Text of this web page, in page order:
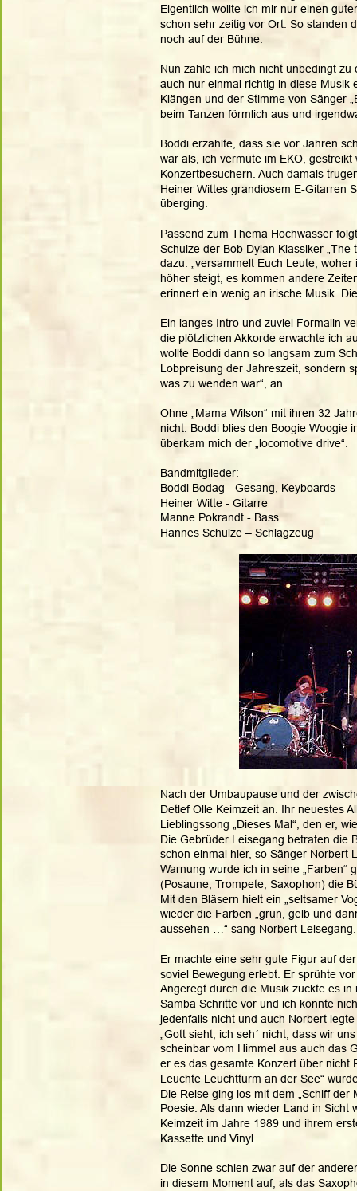
Eigentlich wollte ich mir nur einen
schon sehr zeitig vor Ort. So standen
noch auf der Bühne.
Nun zähle ich mich nicht unbedingt
auch nur einmal richtig in diese
Klängen und der Stimme von Sänger
beim Tanzen förmlich aus und
Boddi erzählte, dass sie vor Jahren
war als, ich vermute im EKO,
Konzertbesuchern. Auch damals
Heiner Wittes grandiosem E-Gitarren
überging.
Passend zum Thema Hochwasser
Schulze der Bob Dylan Klassiker
dazu: „versammelt Euch Leute,
höher steigt, es kommen andere
erinnert ein wenig an irische Musik.
Ein langes Intro und zuviel Formalin
die plötzlichen Akkorde erwachte ich
wollte Boddi dann so langsam zum
Lobpreisung der Jahreszeit, sondern
was zu wenden war“, an.
Ohne „Mama Wilson“ mit ihren 32
nicht. Boddi blies den Boogie Woogie
überkam mich der „locomotive drive“.
Bandmitglieder:
Boddi Bodag - Gesang, Keyboards
Heiner Witte - Gitarre
Manne Pokrandt - Bass
Hannes Schulze – Schlagzeug
Nach der Umbaupause und der
Detlef Olle Keimzeit an. Ihr neuestes
Lieblingssong „Dieses Mal“, den er,
Die Gebrüder Leisegang betraten die
schon einmal hier, so Sänger Norbert
Warnung wurde ich in seine
(Posaune, Trompete, Saxophon) die
Mit den Bläsern hielt ein „seltsamer
wieder die Farben „grün, gelb und
aussehen …“ sang Norbert Leisegang.
Er machte eine sehr gute Figur auf
soviel Bewegung erlebt. Er sprühte
Angeregt durch die Musik zuckte es
Samba Schritte vor und ich konnte
jedenfalls nicht und auch Norbert
„Gott sieht, ich seh´ nicht, dass wir
scheinbar vom Himmel aus auch das
er es das gesamte Konzert über nicht
Leuchte Leuchtturm an der See“
Die Reise ging los mit dem „Schiff
Poesie. Als dann wieder Land in
Keimzeit im Jahre 1989 und ihrem
Kassette und Vinyl.
Die Sonne schien zwar auf der
in diesem Moment auf, als das